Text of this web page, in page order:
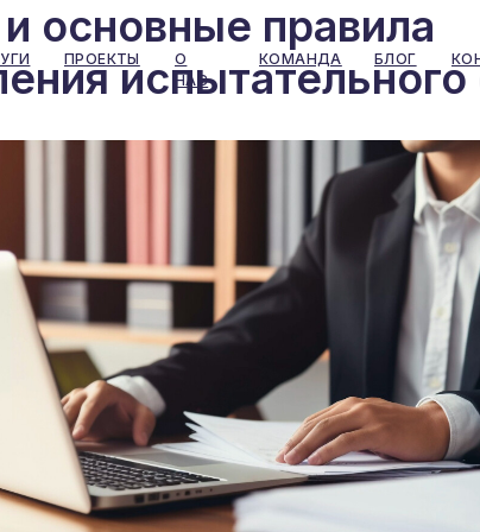
О
НАС
ПРОЕКТЫ БЛОГ
КОМАНДА
основные правила
испытательного